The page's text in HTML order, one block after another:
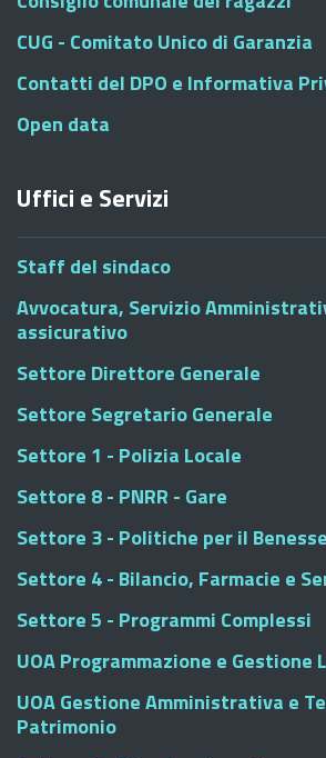
CUG - Comitato Unico di Garanzia
Contatti del DPO e Informativa
Open data
Uffici e Servizi
Staff del sindaco
Avvocatura, Servizio
assicurativo
Settore Direttore Generale
Settore Segretario Generale
Settore 1 - Polizia Locale
Settore 8 - PNRR - Gare
Settore 3 - Politiche per il
Settore 4 - Bilancio, Farmacie e
Settore 5 - Programmi Complessi
UOA Programmazione e Gestione
UOA Gestione Amministrativa e
Patrimonio